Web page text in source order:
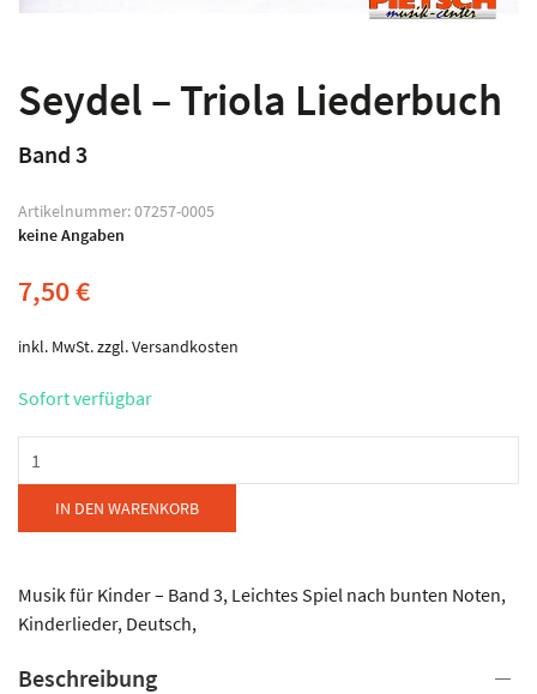
Seydel – Triola Liederbuch
Band 3
Artikelnummer:07257-0005
keine Angaben
7,50€
inkl. MwSt.zzgl.Versandkosten
Sofort verfügbar
-
Triola
Liederbuch
IN DEN WARENKORB
Musik für Kinder – Band 3, Leichtes Spiel nach bunten Noten,
Kinderlieder, Deutsch,
Beschreibung